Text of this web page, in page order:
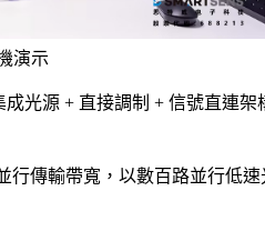
演示
光源 + 直接調制 + 信號直連
傳輸帶寬，以數百路並行低